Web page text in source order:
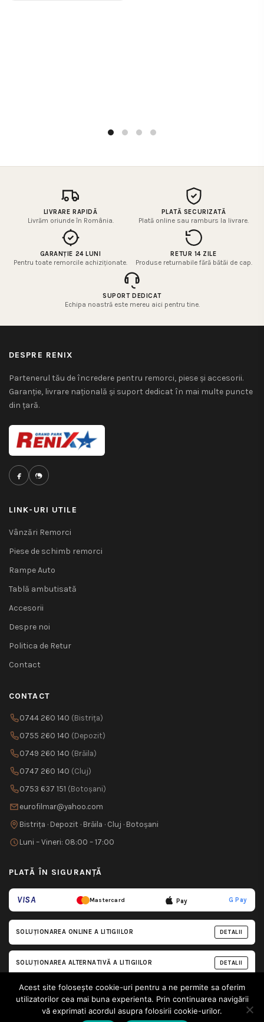
LIVRARE RAPIDĂ
Livrăm oriunde în România.
PLATĂ SECURIZATĂ
Plată online sau ramburs la livrare.
GARANȚIE 24 LUNI
Pentru toate remorcile achiziționate.
RETUR 14 ZILE
Produse returnabile fără bătăi de cap.
SUPORT DEDICAT
Echipa noastră este mereu aici pentru tine.
DESPRE RENIX
Partenerul tău de încredere pentru remorci, piese și accesorii.
Garanție, livrare națională și suport dedicat în mai multe puncte
din țară.
LINK-URI UTILE
Vânzări Remorci
Piese de schimb remorci
Rampe Auto
Tablă ambutisată
Accesorii
Despre noi
Politica de Retur
Contact
CONTACT
0744 260 140 (Bistrița)
0755 260 140 (Depozit)
0749 260 140 (Brăila)
0747 260 140 (Cluj)
0753 637 151 (Botoșani)
eurofilmar@yahoo.com
Bistrița · Depozit · Brăila · Cluj · Botoșani
Luni – Vineri: 08:00 – 17:00
PLATĂ ÎN SIGURANȚĂ
VISA Mastercard Pay G Pay
SOLUȚIONAREA ONLINE A LITIGIILOR DETALII
SOLUȚIONAREA ALTERNATIVĂ A LITIGIILOR DETALII
© 2026 Remorca-ta.ro. Toate drepturile rezervate.
Politica de confidențialitateTermeni și condiții
Acest site folosește cookie-uri pentru a ne permite sa oferim
utilizatorilor cea mai buna experienta. Prin continuarea navigării
vă exprimati acordul asupra folosirii cookie-urilor.
We use cookies to improve your experience on our website.
By browsing this website, you agree to our use of cookies.